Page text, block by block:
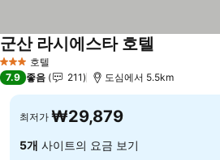
3 성급 호텔
군산 라시에스타 호텔
7.9 좋음 211 도심에서 5.5km
최저가 ₩29,879
5개 사이트의 요금 보기